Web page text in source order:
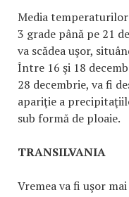
Media
3 grade până pe 21
va scădea uşor,
Între 16 şi 18
28 decembrie, va fi
apariţie a
sub formă de ploaie.
TRANSILVANIA
Vremea va fi uşor